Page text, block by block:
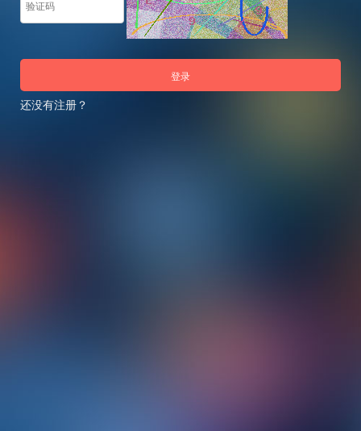
登录
还没有注册？